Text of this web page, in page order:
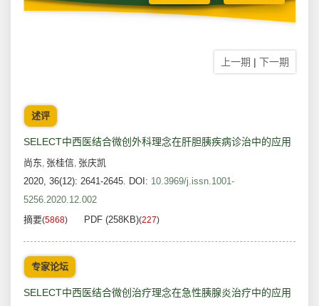
上一期 | 下一期
述评
SELECT中西医结合微创外科理念在肝胆胰疾病诊治中的应用
尚东, 张桂信, 张庆凯
2020, 36(12): 2641-2645. DOI: 10.3969/j.issn.1001-
5256.2020.12.002
摘要(5868) PDF (258KB)(227)
专家论坛
SELECT中西医结合微创治疗理念在急性胰腺炎治疗中的应用